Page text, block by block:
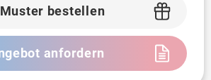
Muster bestellen
anfordern